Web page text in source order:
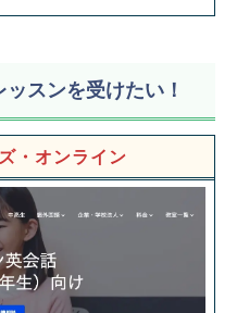
スンを受けたい！
・オンライン